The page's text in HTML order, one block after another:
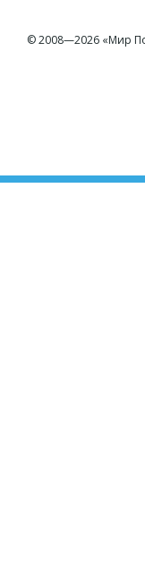
© 2008—2026 «Мир